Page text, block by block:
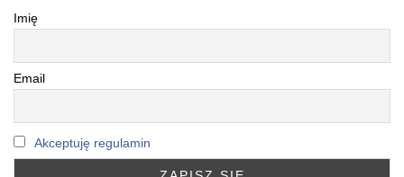
Imię
Email
Akceptuję regulamin